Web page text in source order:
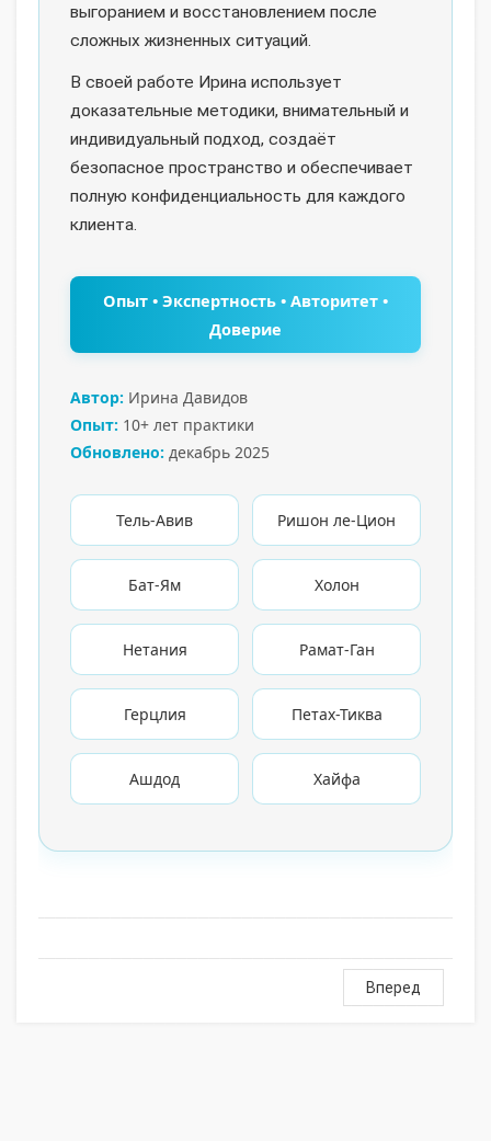
выгоранием и восстановлением после
сложных жизненных ситуаций.
В своей работе Ирина использует
доказательные методики, внимательный и
индивидуальный подход, создаёт
безопасное пространство и обеспечивает
полную конфиденциальность для каждого
клиента.
Опыт • Экспертность • Авторитет •
Доверие
Автор: Ирина Давидов
Опыт: 10+ лет практики
Обновлено: декабрь 2025
Тель-Авив Ришон ле-Цион
Бат-Ям Холон
Нетания Рамат-Ган
Герцлия Петах-Тиква
Ашдод Хайфа
Вперед